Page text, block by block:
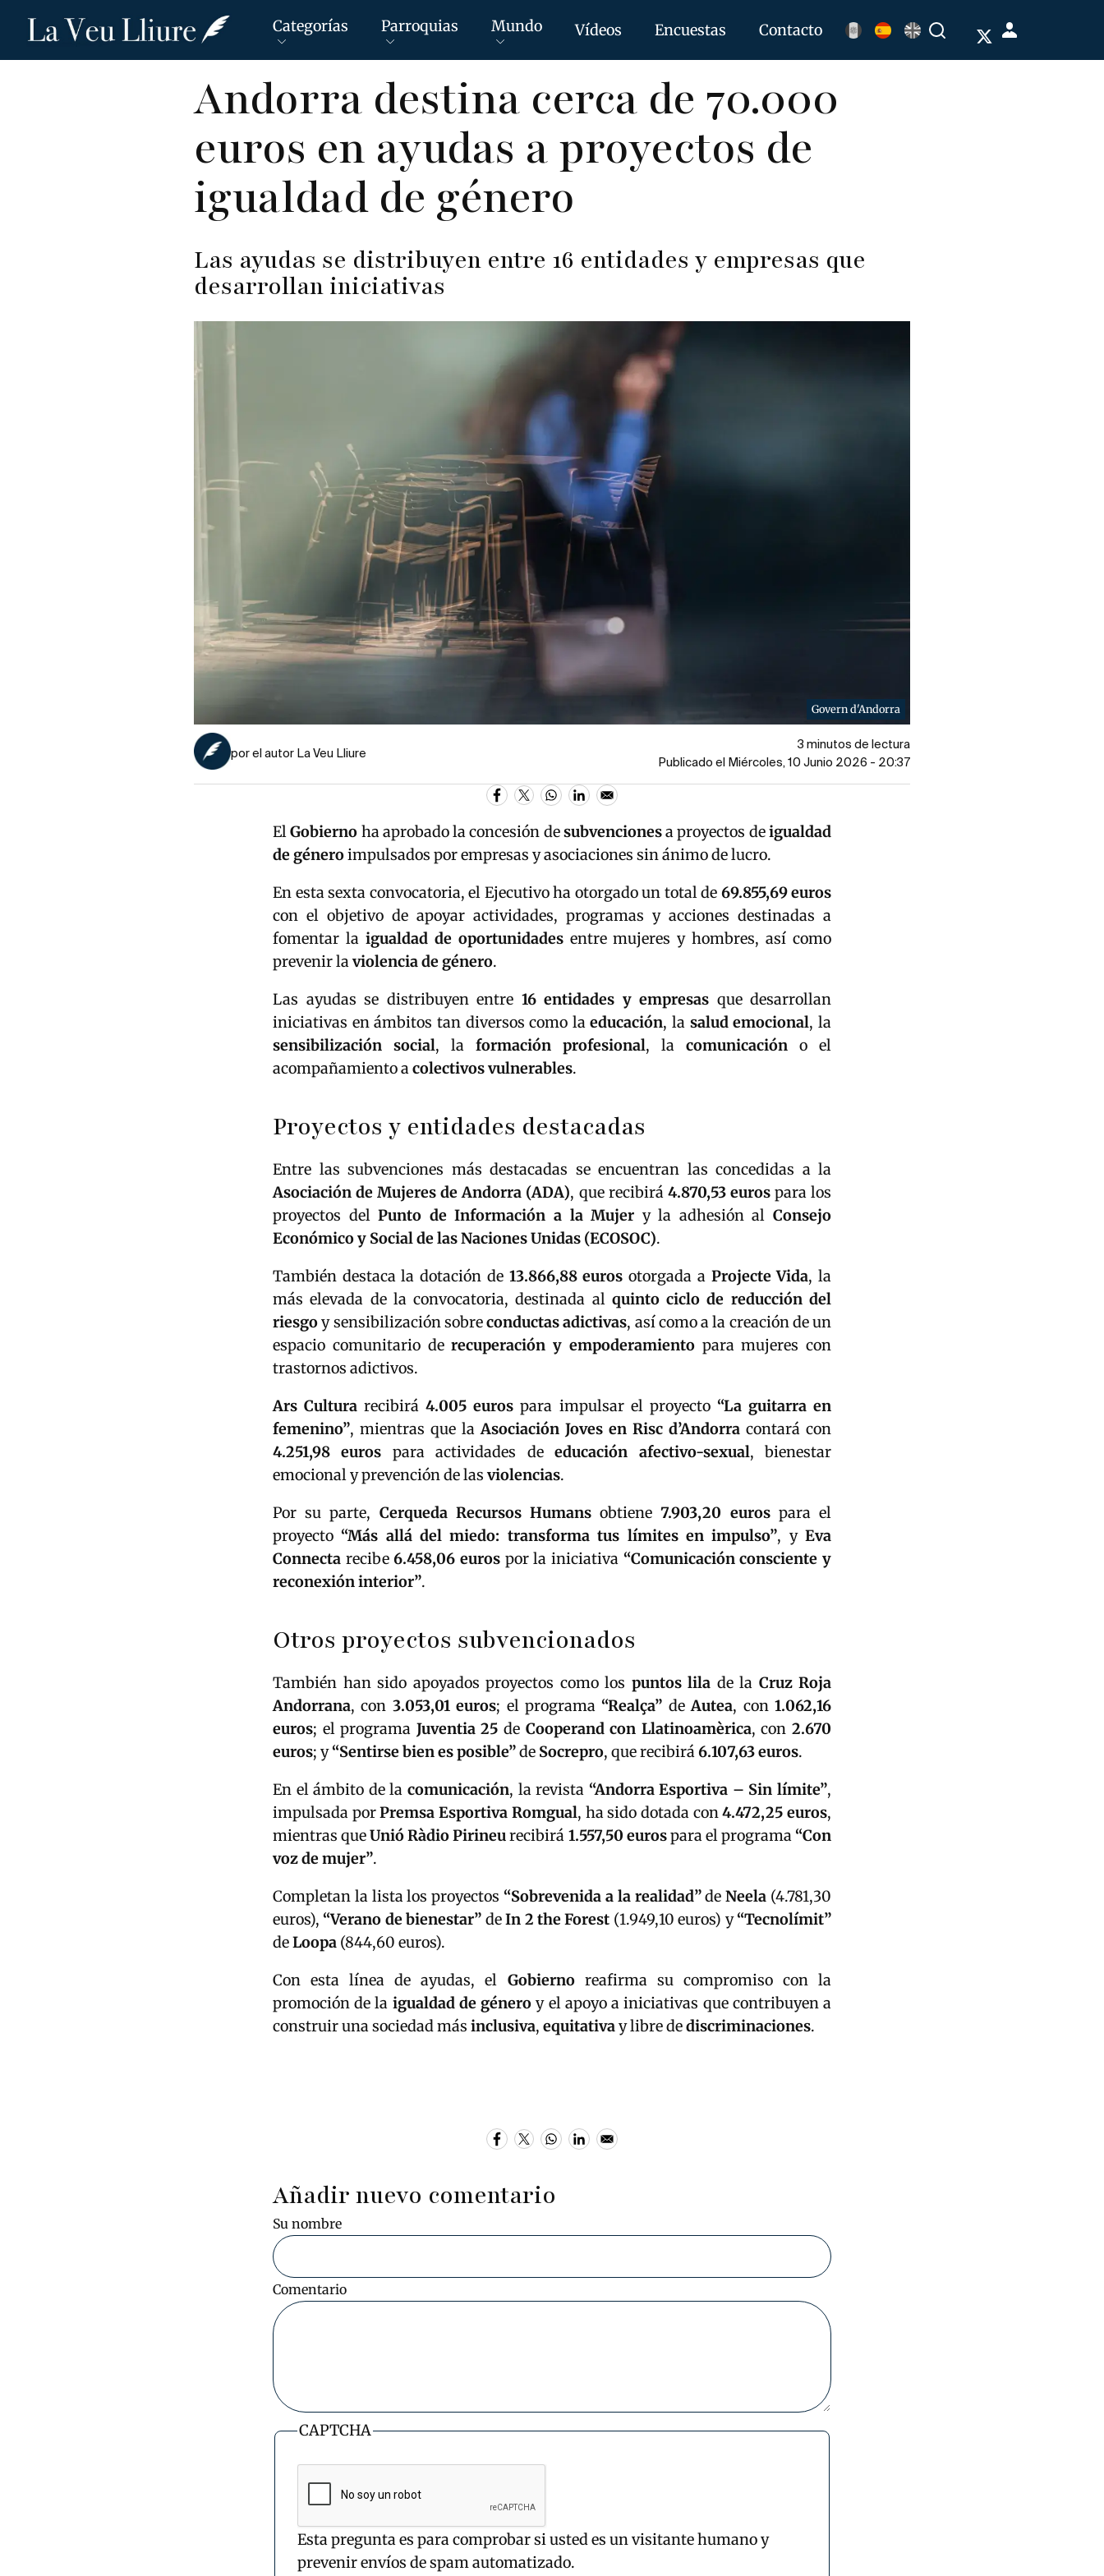
Pasar
Categorías Parroquias Mundo Vídeos Encuestas Contacto BuscarMenú
de
Andorra destina cerca de 70.000
euros en ayudas a proyectos de
igualdad de género
Las ayudas se distribuyen entre 16 entidades y empresas que
desarrollan iniciativas
Govern d'Andorra
por el autor La Veu Lliure
3 minutos de lectura
Publicado el Miércoles, 10 Junio 2026 - 20:37
ElGobierno ha aprobado la concesión desubvencionesa proyectos deigualdad
de géneroimpulsados por empresas y asociaciones sin ánimo de lucro.
En esta sexta convocatoria, el Ejecutivo ha otorgado un total de 69.855,69 euros
con el objetivo de apoyar actividades, programas y acciones destinadas a
fomentar la igualdad de oportunidadesentre mujeres y hombres, así como
prevenir laviolencia de género.
Las ayudas se distribuyen entre 16 entidades y empresas que desarrollan
iniciativas en ámbitos tan diversos como laeducación, la salud emocional, la
sensibilización social, la formación profesional, la comunicación o el
acompañamiento acolectivos vulnerables.
Proyectos y entidades destacadas
Entre las subvenciones más destacadas se encuentran las concedidas a la
Asociación de Mujeres de Andorra (ADA), que recibirá 4.870,53 eurospara los
proyectos delPunto de Información a la Mujer y la adhesión alConsejo
Económico y Social de las Naciones Unidas (ECOSOC).
También destaca la dotación de 13.866,88 euros otorgada a Projecte Vida, la
más elevada de la convocatoria, destinada al quinto ciclo de reducción del
riesgoy sensibilización sobreconductas adictivas, así como a la creación de un
espacio comunitario derecuperación y empoderamientopara mujeres con
trastornos adictivos.
Ars Cultura recibirá4.005 euros para impulsar el proyecto “La guitarra en
femenino”, mientras que laAsociación Joves en Risc d’Andorra contará con
4.251,98 euros para actividades deeducación afectivo-sexual, bienestar
emocional y prevención de las violencias.
Por su parte, Cerqueda Recursos Humans obtiene7.903,20 eurospara el
proyecto “Más allá del miedo: transforma tus límites en impulso”, yEva
Connecta recibe6.458,06 euros por la iniciativa “Comunicación consciente y
reconexión interior”.
Otros proyectos subvencionados
También han sido apoyados proyectos como los puntos lila de la Cruz Roja
Andorrana, con 3.053,01 euros; el programa “Realça” deAutea, con1.062,16
euros; el programa Juventia 25 de Cooperand con Llatinoamèrica, con2.670
euros; y“Sentirse bien es posible”de Socrepro, que recibirá6.107,63 euros.
En el ámbito de la comunicación, la revista “Andorra Esportiva – Sin límite”,
impulsada porPremsa Esportiva Romgual, ha sido dotada con4.472,25 euros,
mientras queUnió Ràdio Pirineurecibirá 1.557,50 eurospara el programa “Con
voz de mujer”.
Completan la lista los proyectos “Sobrevenida a la realidad”deNeela (4.781,30
euros), “Verano de bienestar” deIn 2 the Forest (1.949,10 euros) y“Tecnolímit”
deLoopa (844,60 euros).
Con esta línea de ayudas, el Gobiernoreafirma su compromiso con la
promoción de la igualdad de género y el apoyo a iniciativas que contribuyen a
construir una sociedad más inclusiva, equitativay libre dediscriminaciones.
Añadir nuevo comentario
Su nombre
Comentario
CAPTCHA
Esta pregunta es para comprobar si usted es un visitante humano y
prevenir envíos de spam automatizado.